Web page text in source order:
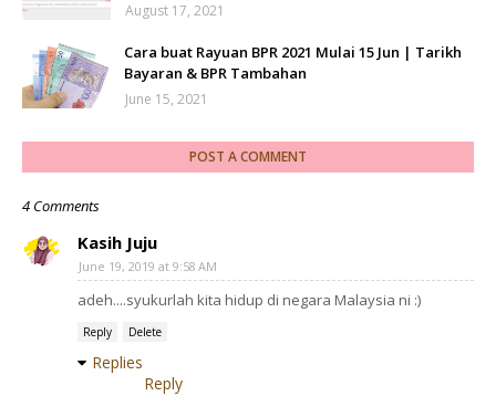
August 17, 2021
Cara buat Rayuan BPR 2021 Mulai 15 Jun | Tarikh
Bayaran & BPR Tambahan
June 15, 2021
POST A COMMENT
4 Comments
Kasih Juju
June 19, 2019 at 9:58 AM
adeh....syukurlah kita hidup di negara Malaysia ni :)
Reply Delete
Replies
Reply